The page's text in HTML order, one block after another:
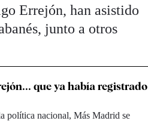
Errejón, han asistido
junto a otros
que ya había registrado
política nacional, Más Madrid se